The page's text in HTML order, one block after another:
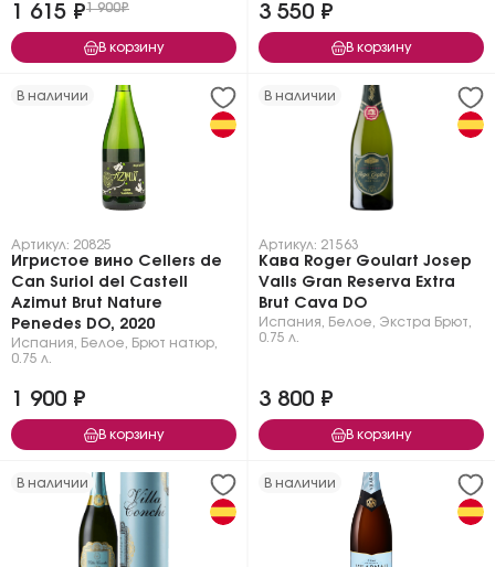
1 615 ₽1 900₽
В корзину
3 550 ₽
В корзину
В наличии
Артикул: 20825
Игристое вино Cellers de
Can Suriol del Castell
Azimut Brut Nature
Penedes DO, 2020
Испания Белое Брют натюр
0.75 л.
1 900 ₽
В корзину
В наличии
Артикул: 21563
Кава Roger Goulart Josep
Valls Gran Reserva Extra
Brut Cava DO
Испания Белое Экстра Брют
0.75 л.
3 800 ₽
В корзину
В наличии В наличии